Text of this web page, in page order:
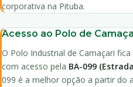
corporativa na Pituba.
Acesso ao Polo de
O Polo Industrial de Camaçari
com acesso pela BA-099
099 é a melhor opção a partir do